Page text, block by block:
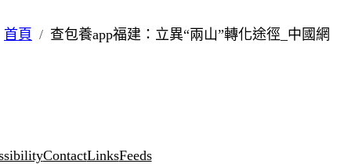
首頁 查包養app福建：立異“兩山”轉化途徑_中國網
ContactLinksFeeds